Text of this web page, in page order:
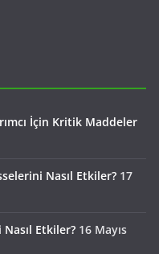
İçin Kritik Maddeler
Nasıl Etkiler? 17
Etkiler? 16 Mayıs